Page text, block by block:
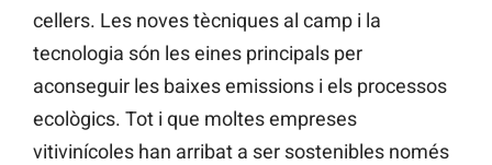
cellers. Les noves tècniques al camp i la
tecnologia són les eines principals per
aconseguir les baixes emissions i els processos
ecològics. Tot i que moltes empreses
vitivinícoles han arribat a ser sostenibles només